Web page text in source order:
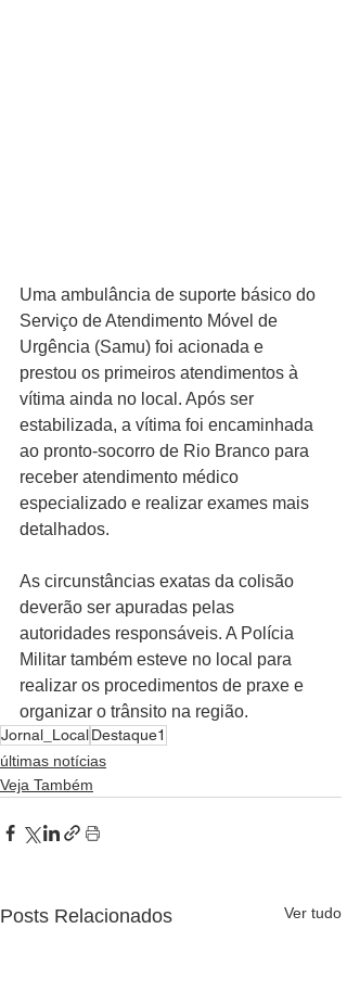
Uma ambulância de suporte básico do
Serviço de Atendimento Móvel de
Urgência (Samu) foi acionada e
prestou os primeiros atendimentos à
vítima ainda no local. Após ser
estabilizada, a vítima foi encaminhada
ao pronto-socorro de Rio Branco para
receber atendimento médico
especializado e realizar exames mais
detalhados.
As circunstâncias exatas da colisão
deverão ser apuradas pelas
autoridades responsáveis. A Polícia
Militar também esteve no local para
realizar os procedimentos de praxe e
organizar o trânsito na região.
Jornal_LocalDestaque1
últimas notícias
Veja Também
Posts Relacionados Ver tudo